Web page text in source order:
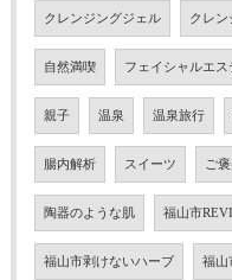
クレンジングジェル クレン
自然満喫 フェイシャルエ
親子 温泉 温泉旅行
腸内解析 スイーツ ご
陶器のような肌 福山市REVI
福山市剥けないハーブ 福山